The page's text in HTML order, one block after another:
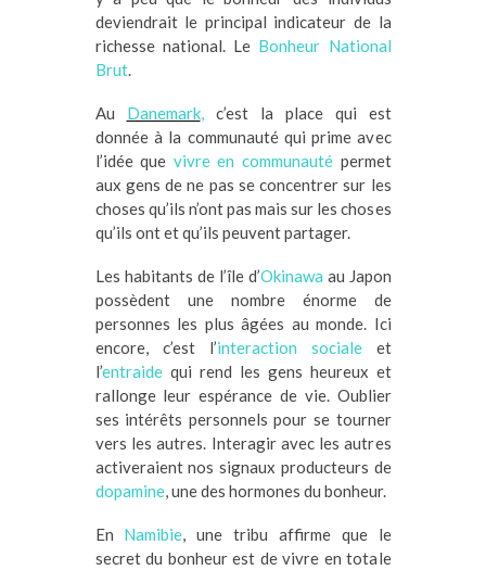
deviendrait le principal indicateur de la
richesse national. Le Bonheur National
Brut.
Au Danemark,c’est la place qui est
donnée à la communauté qui prime avec
l’idée que vivre en communautépermet
aux gens de ne pas se concentrer sur les
choses qu’ils n’ont pas mais sur les choses
qu’ils ont et qu’ils peuvent partager.
Les habitants de l’île d’Okinawa au Japon
possèdent une nombre énorme de
personnes les plus âgées au monde. Ici
encore, c’est l’interaction socialeet
l’entraidequi rend les gens heureux et
rallonge leur espérance de vie. Oublier
ses intérêts personnels pour se tourner
vers les autres. Interagir avec les autres
activeraient nos signaux producteurs de
dopamine, une des hormones du bonheur.
En Namibie, une tribu affirme que le
secret du bonheur est de vivre en totale